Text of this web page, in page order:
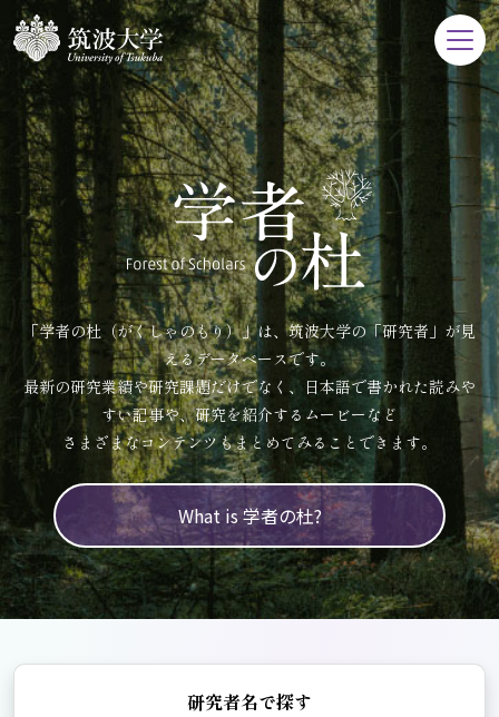
「学者の杜（がくしゃのもり）」は、筑波大学の「研究者」が見
えるデータベースです。
最新の研究業績や研究課題だけでなく、日本語で書かれた読みや
すい記事や、研究を紹介するムービーなど
さまざまなコンテンツもまとめてみることできます。
What is 学者の杜?
研究者名で探す